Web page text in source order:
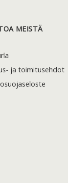
MEISTÄ
ja toimitusehdot